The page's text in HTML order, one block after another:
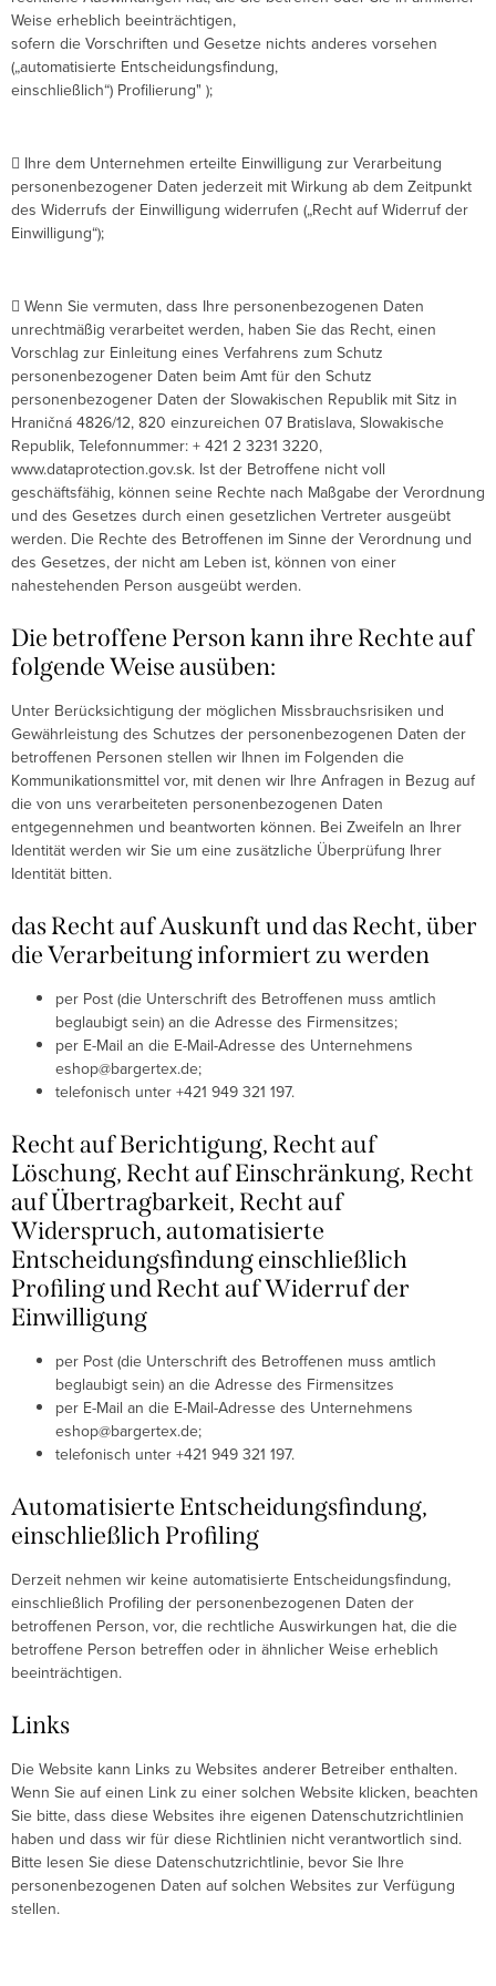
Weise erheblich beeinträchtigen,
sofern die Vorschriften und Gesetze nichts anderes vorsehen
(„automatisierte Entscheidungsfindung,
einschließlich“) Profilierung" );
 Ihre dem Unternehmen erteilte Einwilligung zur Verarbeitung
personenbezogener Daten jederzeit mit Wirkung ab dem Zeitpunkt
des Widerrufs der Einwilligung widerrufen („Recht auf Widerruf der
Einwilligung“);
 Wenn Sie vermuten, dass Ihre personenbezogenen Daten
unrechtmäßig verarbeitet werden, haben Sie das Recht, einen
Vorschlag zur Einleitung eines Verfahrens zum Schutz
personenbezogener Daten beim Amt für den Schutz
personenbezogener Daten der Slowakischen Republik mit Sitz in
Hraničná 4826/12, 820 einzureichen 07 Bratislava, Slowakische
Republik, Telefonnummer: + 421 2 3231 3220,
www.dataprotection.gov.sk. Ist der Betroffene nicht voll
geschäftsfähig, können seine Rechte nach Maßgabe der Verordnung
und des Gesetzes durch einen gesetzlichen Vertreter ausgeübt
werden. Die Rechte des Betroffenen im Sinne der Verordnung und
des Gesetzes, der nicht am Leben ist, können von einer
nahestehenden Person ausgeübt werden.
Die betroffene Person kann ihre Rechte auf
folgende Weise ausüben:
Unter Berücksichtigung der möglichen Missbrauchsrisiken und
Gewährleistung des Schutzes der personenbezogenen Daten der
betroffenen Personen stellen wir Ihnen im Folgenden die
Kommunikationsmittel vor, mit denen wir Ihre Anfragen in Bezug auf
die von uns verarbeiteten personenbezogenen Daten
entgegennehmen und beantworten können. Bei Zweifeln an Ihrer
Identität werden wir Sie um eine zusätzliche Überprüfung Ihrer
Identität bitten.
das Recht auf Auskunft und das Recht, über
die Verarbeitung informiert zu werden
per Post (die Unterschrift des Betroffenen muss amtlich
beglaubigt sein) an die Adresse des Firmensitzes;
per E-Mail an die E-Mail-Adresse des Unternehmens
eshop@bargertex.de;
telefonisch unter +421 949 321 197.
Recht auf Berichtigung, Recht auf
Löschung, Recht auf Einschränkung, Recht
auf Übertragbarkeit, Recht auf
Widerspruch, automatisierte
Entscheidungsfindung einschließlich
Profiling und Recht auf Widerruf der
Einwilligung
per Post (die Unterschrift des Betroffenen muss amtlich
beglaubigt sein) an die Adresse des Firmensitzes
per E-Mail an die E-Mail-Adresse des Unternehmens
eshop@bargertex.de;
telefonisch unter +421 949 321 197.
Automatisierte Entscheidungsfindung,
einschließlich Profiling
Derzeit nehmen wir keine automatisierte Entscheidungsfindung,
einschließlich Profiling der personenbezogenen Daten der
betroffenen Person, vor, die rechtliche Auswirkungen hat, die die
betroffene Person betreffen oder in ähnlicher Weise erheblich
beeinträchtigen.
Links
Die Website kann Links zu Websites anderer Betreiber enthalten.
Wenn Sie auf einen Link zu einer solchen Website klicken, beachten
Sie bitte, dass diese Websites ihre eigenen Datenschutzrichtlinien
haben und dass wir für diese Richtlinien nicht verantwortlich sind.
Bitte lesen Sie diese Datenschutzrichtlinie, bevor Sie Ihre
personenbezogenen Daten auf solchen Websites zur Verfügung
stellen.